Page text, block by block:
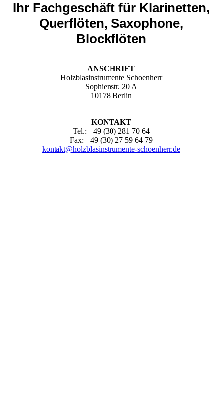
Ihr Fachgeschäft für Klarinetten,
Querflöten, Saxophone,
Blockflöten
ANSCHRIFT
Holzblasinstrumente Schoenherr
Sophienstr. 20 A
10178 Berlin
KONTAKT
Tel.: +49 (30) 281 70 64
Fax: +49 (30) 27 59 64 79
kontakt@holzblasinstrumente-schoenherr.de